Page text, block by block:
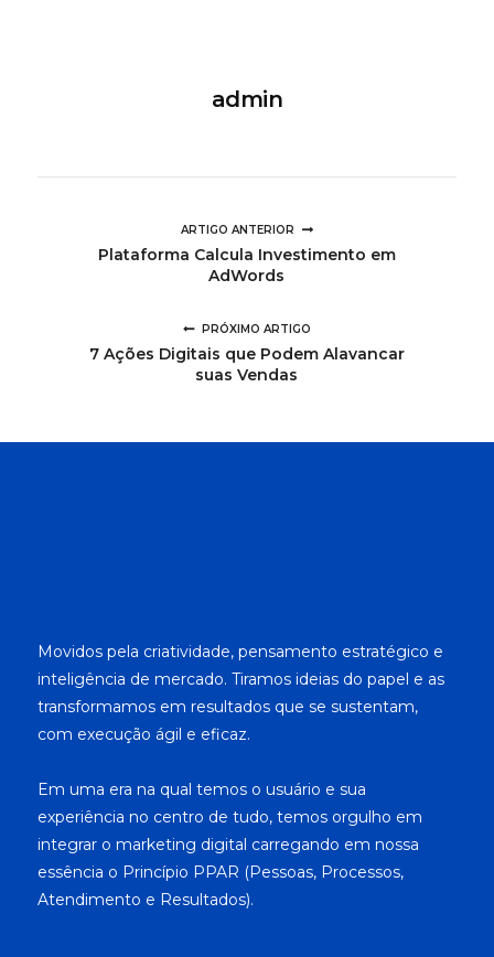
admin
ARTIGO ANTERIOR
Plataforma Calcula Investimento em
AdWords
PRÓXIMO ARTIGO
7 Ações Digitais que Podem Alavancar
suas Vendas
Movidos pela criatividade, pensamento estratégico e
inteligência de mercado. Tiramos ideias do papel e as
transformamos em resultados que se sustentam,
com execução ágil e eficaz.
Em uma era na qual temos o usuário e sua
experiência no centro de tudo, temos orgulho em
integrar o marketing digital carregando em nossa
essência o Princípio PPAR (Pessoas, Processos,
Atendimento e Resultados).